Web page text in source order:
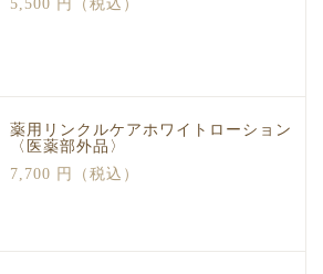
5,500 円（税込）
薬用リンクルケアホワイトローション
〈医薬部外品〉
7,700 円（税込）